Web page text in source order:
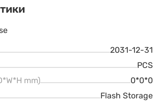
2031-12-31
PCS
mm)
0*0*0
Flash Storage